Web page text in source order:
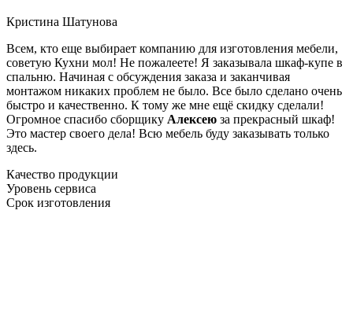
Кристина Шатунова
Всем, кто еще выбирает компанию для изготовления мебели,
советую Кухни мол! Не пожалеете! Я заказывала шкаф-купе в
спальню. Начиная с обсуждения заказа и заканчивая
монтажом никаких проблем не было. Все было сделано очень
быстро и качественно. К тому же мне ещё скидку сделали!
Огромное спасибо сборщику Алексею за прекрасный шкаф!
Это мастер своего дела! Всю мебель буду заказывать только
здесь.
Качество продукции
Уровень сервиса
Срок изготовления